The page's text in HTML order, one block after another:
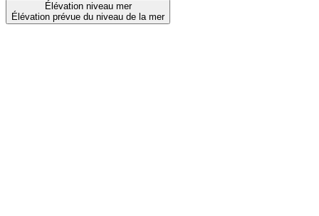
Élévation niveau mer
Élévation prévue du niveau de la mer